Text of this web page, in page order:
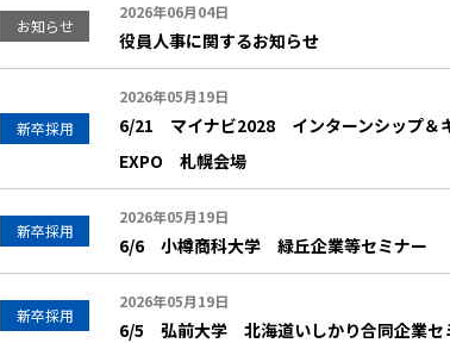
2026年06月04日
お知らせ
役員人事に関するお知らせ
2026年05月19日
新卒採用
6/21 マイナビ2028 インターンシップ＆
EXPO 札幌会場
2026年05月19日
新卒採用
6/6 小樽商科大学 緑丘企業等セミナー
2026年05月19日
新卒採用
6/5 弘前大学 北海道いしかり合同企業セ